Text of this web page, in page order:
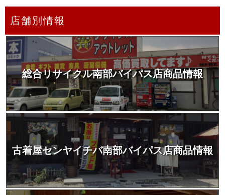
店舗別情報
総合リサイクル南部バイパス店商品情報
古着屋センヤイチバ南部バイパス店商品情報